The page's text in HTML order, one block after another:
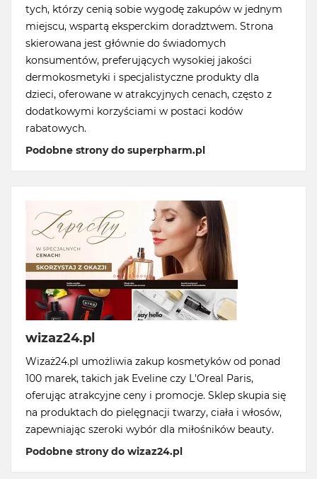
tych, którzy cenią sobie wygodę zakupów w jednym
miejscu, wspartą eksperckim doradztwem. Strona
skierowana jest głównie do świadomych
konsumentów, preferujących wysokiej jakości
dermokosmetyki i specjalistyczne produkty dla
dzieci, oferowane w atrakcyjnych cenach, często z
dodatkowymi korzyściami w postaci kodów
rabatowych.
Podobne strony do superpharm.pl
wizaz24.pl
Wizaż24.pl umożliwia zakup kosmetyków od ponad
100 marek, takich jak Eveline czy L'Oreal Paris,
oferując atrakcyjne ceny i promocje. Sklep skupia się
na produktach do pielęgnacji twarzy, ciała i włosów,
zapewniając szeroki wybór dla miłośników beauty.
Podobne strony do wizaz24.pl